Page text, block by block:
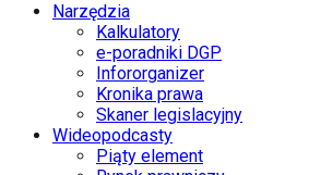
Narzędzia
Kalkulatory
e-poradniki DGP
Infororganizer
Kronika prawa
Skaner legislacyjny
Wideopodcasty
Piąty element